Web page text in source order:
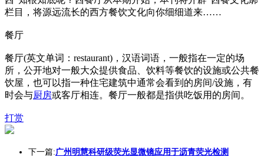
栏目，将源远流长的西方餐饮文化向你细细道来……
餐厅
餐厅(英文单词：restaurant)，汉语词语，一般指在一定的场
所，公开地对一般大众提供食品、饮料等餐饮的设施或公共餐
饮屋，也可以指一种住宅建筑中通常会看到的房间/设施，有
时会与厨房或客厅相连。餐厅一般都是指供吃饭用的房间。
打赏
下一篇:广州明慧科研级荧光显微镜应用于沥青荧光检测